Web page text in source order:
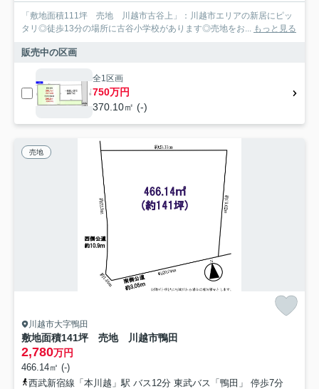
「敷地面積111坪 売地 川越市古谷上」：川越市エリアの新居にピッ
タリ◎徒歩13分の場所に古谷小学校があります◎売地をお... もっと見る
販売中の区画
全1区画
750万円
370.10㎡ (-)
売地
川越市大字鴨田
敷地面積141坪 売地 川越市鴨田
2,780万円
466.14㎡ (-)
西武新宿線「本川越」駅 バス12分 東武バス「鴨田」 停歩7分